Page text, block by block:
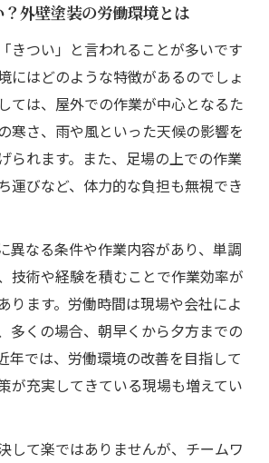
外壁塗装の労働環境とは
きつい」と言われることが多いです
にはどのような特徴があるのでしょ
ては、屋外での作業が中心となるた
寒さ、雨や風といった天候の影響を
られます。また、足場の上での作業
運びなど、体力的な負担も無視でき
異なる条件や作業内容があり、単調
技術や経験を積むことで作業効率が
ります。労働時間は現場や会社によ
多くの場合、朝早くから夕方までの
年では、労働環境の改善を目指して
が充実してきている現場も増えてい
して楽ではありませんが、チームワ